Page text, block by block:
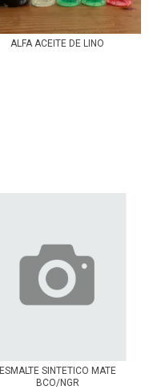
ALFA ACEITE DE LINO
ESMALTE SINTETICO MATE
BCO/NGR